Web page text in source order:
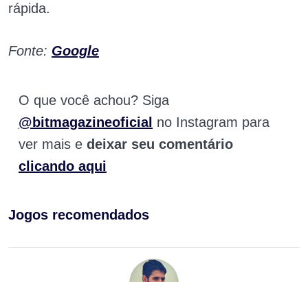
rápida.
Fonte: Google
O que você achou? Siga
@bitmagazineoficial no Instagram para
ver mais e deixar seu comentário
clicando aqui
Jogos recomendados